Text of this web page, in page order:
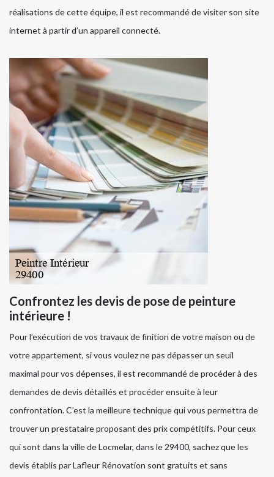
réalisations de cette équipe, il est recommandé de visiter son site
internet à partir d’un appareil connecté.
Confrontez les devis de pose de peinture
intérieure !
Pour l’exécution de vos travaux de finition de votre maison ou de
votre appartement, si vous voulez ne pas dépasser un seuil
maximal pour vos dépenses, il est recommandé de procéder à des
demandes de devis détaillés et procéder ensuite à leur
confrontation. C’est la meilleure technique qui vous permettra de
trouver un prestataire proposant des prix compétitifs. Pour ceux
qui sont dans la ville de Locmelar, dans le 29400, sachez que les
devis établis par Lafleur Rénovation sont gratuits et sans